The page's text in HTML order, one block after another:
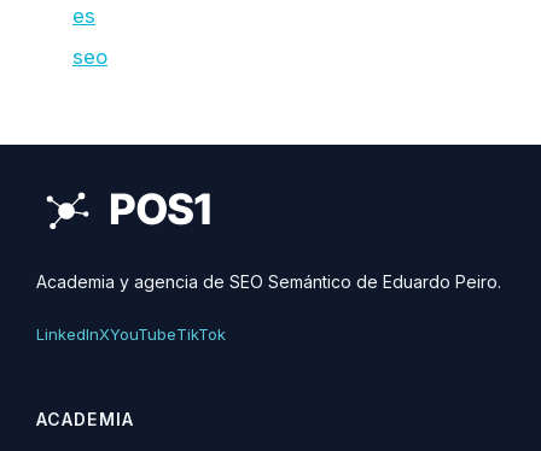
es
seo
Academia y agencia de SEO Semántico de Eduardo Peiro.
LinkedInXYouTubeTikTok
ACADEMIA